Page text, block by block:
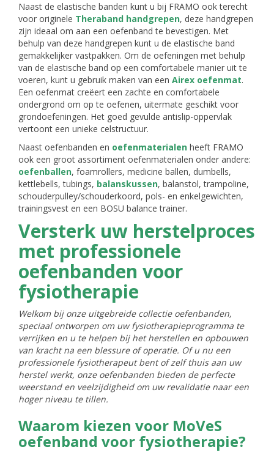
Naast de elastische banden kunt u bij FRAMO ook terecht
voor originele Theraband handgrepen, deze handgrepen
zijn ideaal om aan een oefenband te bevestigen. Met
behulp van deze handgrepen kunt u de elastische band
gemakkelijker vastpakken. Om de oefeningen met behulp
van de elastische band op een comfortabele manier uit te
voeren, kunt u gebruik maken van een Airex oefenmat.
Een oefenmat creëert een zachte en comfortabele
ondergrond om op te oefenen, uitermate geschikt voor
grondoefeningen. Het goed gevulde antislip-oppervlak
vertoont een unieke celstructuur.
Naast oefenbanden en oefenmaterialen heeft FRAMO
ook een groot assortiment oefenmaterialen onder andere:
oefenballen, foamrollers, medicine ballen, dumbells,
kettlebells, tubings, balanskussen, balanstol, trampoline,
schouderpulley/schouderkoord, pols- en enkelgewichten,
trainingsvest en een BOSU balance trainer.
Versterk uw herstelproces
met professionele
oefenbanden voor
fysiotherapie
Welkom bij onze uitgebreide collectie oefenbanden,
speciaal ontworpen om uw fysiotherapieprogramma te
verrijken en u te helpen bij het herstellen en opbouwen
van kracht na een blessure of operatie. Of u nu een
professionele fysiotherapeut bent of zelf thuis aan uw
herstel werkt, onze oefenbanden bieden de perfecte
weerstand en veelzijdigheid om uw revalidatie naar een
hoger niveau te tillen.
Waarom kiezen voor MoVeS
oefenband voor fysiotherapie?